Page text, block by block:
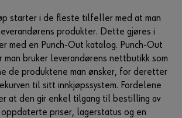
starter i de fleste tilfeller med at man
produkter. Dette gjøres i
en Punch-Out katalog. Punch-Out
man bruker leverandørens nettbutikk som
de produktene man ønsker, for deretter
til sitt innkjøpssystem. Fordelene
at den gir enkel tilgang til bestilling av
priser, lagerstatus og en